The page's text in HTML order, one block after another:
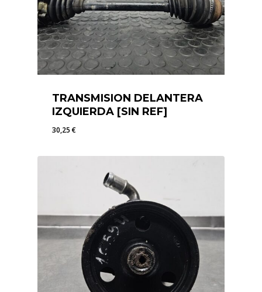
TRANSMISION DELANTERA
IZQUIERDA [SIN REF]
30,25€